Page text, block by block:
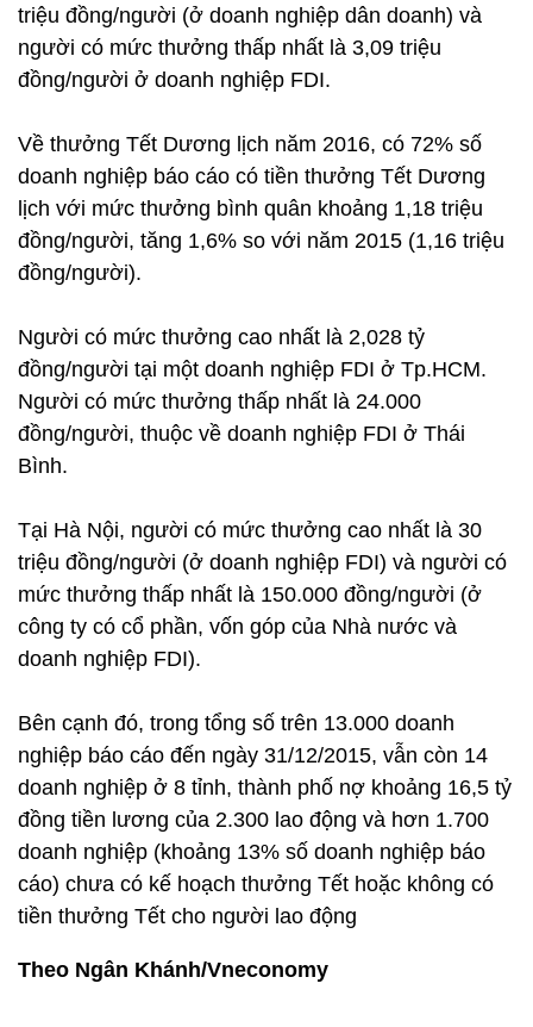
triệu đồng/người (ở doanh nghiệp dân doanh) và
người có mức thưởng thấp nhất là 3,09 triệu
đồng/người ở doanh nghiệp FDI.
Về thưởng Tết Dương lịch năm 2016, có 72% số
doanh nghiệp báo cáo có tiền thưởng Tết Dương
lịch với mức thưởng bình quân khoảng 1,18 triệu
đồng/người, tăng 1,6% so với năm 2015 (1,16 triệu
đồng/người).
Người có mức thưởng cao nhất là 2,028 tỷ
đồng/người tại một doanh nghiệp FDI ở Tp.HCM.
Người có mức thưởng thấp nhất là 24.000
đồng/người, thuộc về doanh nghiệp FDI ở Thái
Bình.
Tại Hà Nội, người có mức thưởng cao nhất là 30
triệu đồng/người (ở doanh nghiệp FDI) và người có
mức thưởng thấp nhất là 150.000 đồng/người (ở
công ty có cổ phần, vốn góp của Nhà nước và
doanh nghiệp FDI).
Bên cạnh đó, trong tổng số trên 13.000 doanh
nghiệp báo cáo đến ngày 31/12/2015, vẫn còn 14
doanh nghiệp ở 8 tỉnh, thành phố nợ khoảng 16,5 tỷ
đồng tiền lương của 2.300 lao động và hơn 1.700
doanh nghiệp (khoảng 13% số doanh nghiệp báo
cáo) chưa có kế hoạch thưởng Tết hoặc không có
tiền thưởng Tết cho người lao động
Theo Ngân Khánh/Vneconomy